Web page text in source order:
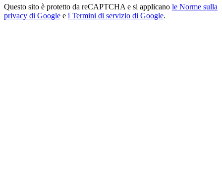
Questo sito è protetto da reCAPTCHA e si applicano le Norme sulla
privacy di Google e i Termini di servizio di Google.